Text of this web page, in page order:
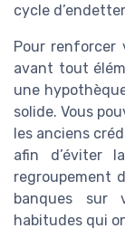
cycle
Pour renforcer
avant tout
une
solide. Vous
les anciens
afin d’éviter
regroupement
banques sur
habitudes qui